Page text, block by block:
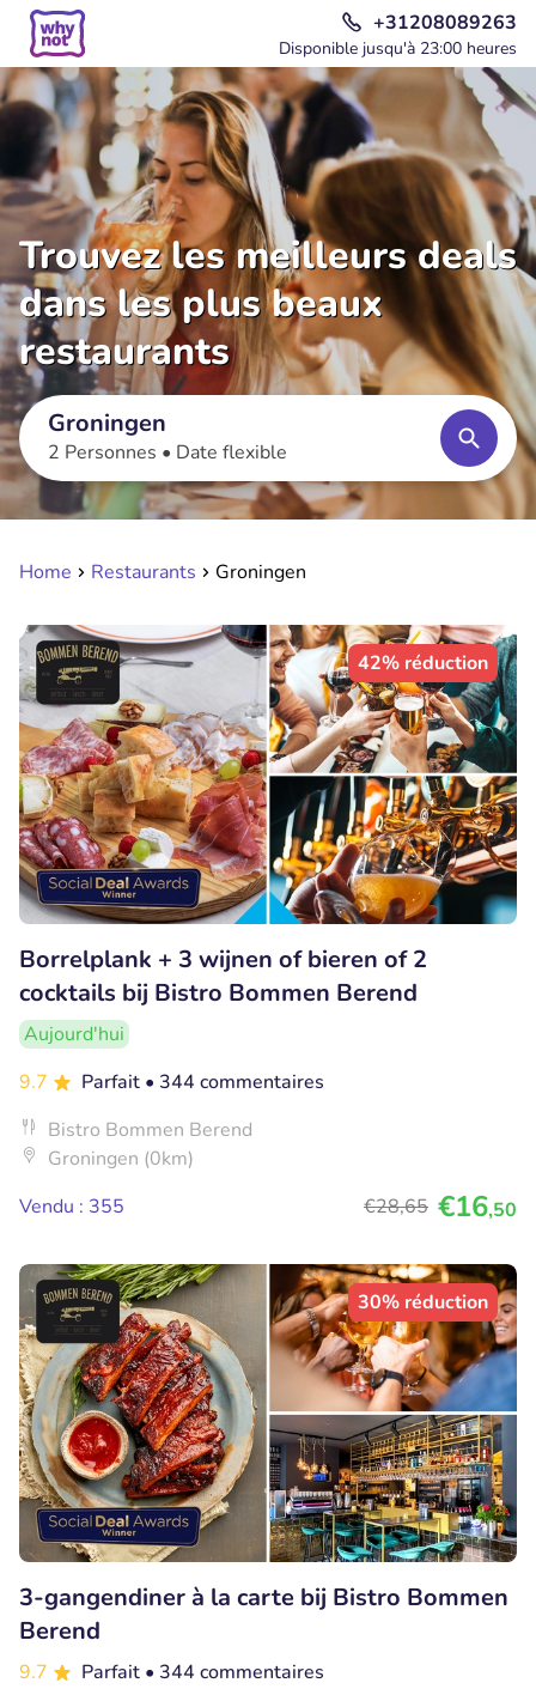
+31208089263
Disponible jusqu'à 23:00 heures
Trouvez les meilleurs deals
dans les plus beaux
restaurants
Groningen
2 Personnes • Date flexible
Home Restaurants Groningen
42% réduction
Borrelplank + 3 wijnen of bieren of 2
cocktails bij Bistro Bommen Berend
Aujourd'hui
9.7
Parfait • 344 commentaires
Bistro Bommen Berend
Groningen (0km)
Vendu : 355
€28,65 €16,50
30% réduction
3-gangendiner à la carte bij Bistro Bommen
Berend
9.7 Parfait • 344 commentaires